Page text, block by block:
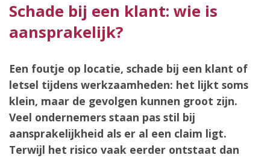
Schade bij een klant: wie is
aansprakelijk?
Een foutje op locatie, schade bij een klant of
letsel tijdens werkzaamheden: het lijkt soms
klein, maar de gevolgen kunnen groot zijn.
Veel ondernemers staan pas stil bij
aansprakelijkheid als er al een claim ligt.
Terwijl het risico vaak eerder ontstaat dan